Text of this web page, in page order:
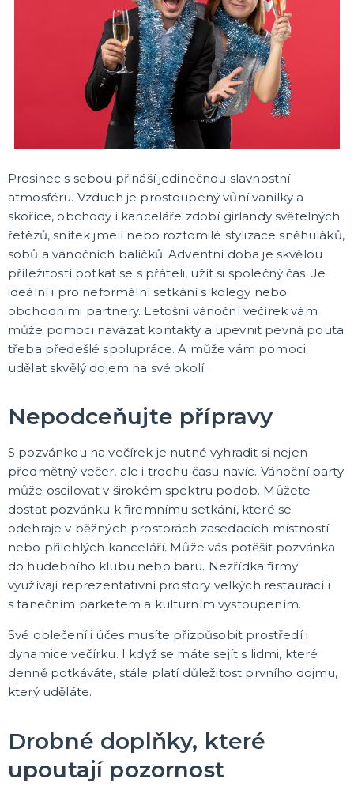
TEXTIL S VTIPNÝM POTISKEM
Pánská trička s potiskem
Dámská trička s potiskem
Trička PAT A MAT
Trenýrky s potiskem
Kalhotky s potiskem
Trička na flašku či lahvinku
Zástěry s potiskem
DALŠÍ KATEGORIE
KARNEVALOVÉ KOSTÝMY
Hippie kostýmy
Námořnické a pirátské kostýmy
Čarodějnické kostýmy
Prohibice, gangsteři a gangsterky
Zombie a strašidelné kostýmy
Kostýmy Divoký západ, Mexiko
Klaunské kostýmy
Disco, retro a hudební kostýmy
Historické kostýmy
St. Patrick`s Day kostýmy
Beerfest a oktoberfest kostýmy
Filmové a pohádkové kostýmy
Rockové a punkové kostýmy
Morphsuits - druhá kůže (doplněk kostýmu)
Korzety se sukýnkami
DĚTSKÉ KARNEVALOVÉ KOSTÝMY
Kostýmy pro kluky
Kostýmy pro dívky
Kostýmy pro nejmenší
KARNEVALOVÉ DOPLŇKY
Umělé zuby
Karnevalové a obří brýle
Další doplňky
LÍČIDLA A DEKORACE NA OBLIČEJ
Divadelní makeup
Hororový makeup a efekty
Nalepovací řasy, rtěnky a tetování
DALŠÍ KATEGORIE
PARUKY, SPREJE NA VLASY, KNÍRKY, VOUSY A
PLNOVOUSY
Afro paruky
Dámské paruky
Pánské paruky
KARNEVALOVÉ KONTAKTNÍ ČOČKY
Barevné kontaktní čočky
Hororové a strašidelné masky
Dětské masky na obličej
Škrabošky a masky na obličej
Prosinec s sebou přináší jedinečnou slavnostní
atmosféru. Vzduch je prostoupený vůní vanilky a
skořice, obchody i kanceláře zdobí girlandy světelných
řetězů, snítek jmelí nebo roztomilé stylizace sněhuláků,
sobů a vánočních balíčků. Adventní doba je skvělou
příležitostí potkat se s přáteli, užít si společný čas. Je
ideální i pro neformální setkání s kolegy nebo
obchodními partnery. Letošní vánoční večírek vám
může pomoci navázat kontakty a upevnit pevná pouta
třeba předešlé spolupráce. A může vám pomoci
udělat skvělý dojem na své okolí.
Nepodceňujte přípravy
S pozvánkou na večírek je nutné vyhradit si nejen
předmětný večer, ale i trochu času navíc. Vánoční party
může oscilovat v širokém spektru podob. Můžete
dostat pozvánku k firemnímu setkání, které se
odehraje v běžných prostorách zasedacích místností
nebo přilehlých kanceláří. Může vás potěšit pozvánka
do hudebního klubu nebo baru. Nezřídka firmy
využívají reprezentativní prostory velkých restaurací i
s tanečním parketem a kulturním vystoupením.
Své oblečení i účes musíte přizpůsobit prostředí i
dynamice večírku. I když se máte sejít s lidmi, které
denně potkáváte, stále platí důležitost prvního dojmu,
který uděláte.
Drobné doplňky, které
upoutají pozornost